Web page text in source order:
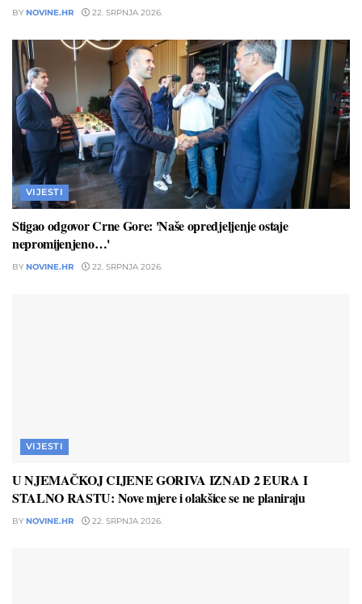
BY NOVINE.HR 22. SRPNJA 2026.
VIJESTI
Stigao odgovor Crne Gore: 'Naše opredjeljenje ostaje
nepromijenjeno…'
BY NOVINE.HR 22. SRPNJA 2026.
VIJESTI
U NJEMAČKOJ CIJENE GORIVA IZNAD 2 EURA I
STALNO RASTU: Nove mjere i olakšice se ne planiraju
BY NOVINE.HR 22. SRPNJA 2026.